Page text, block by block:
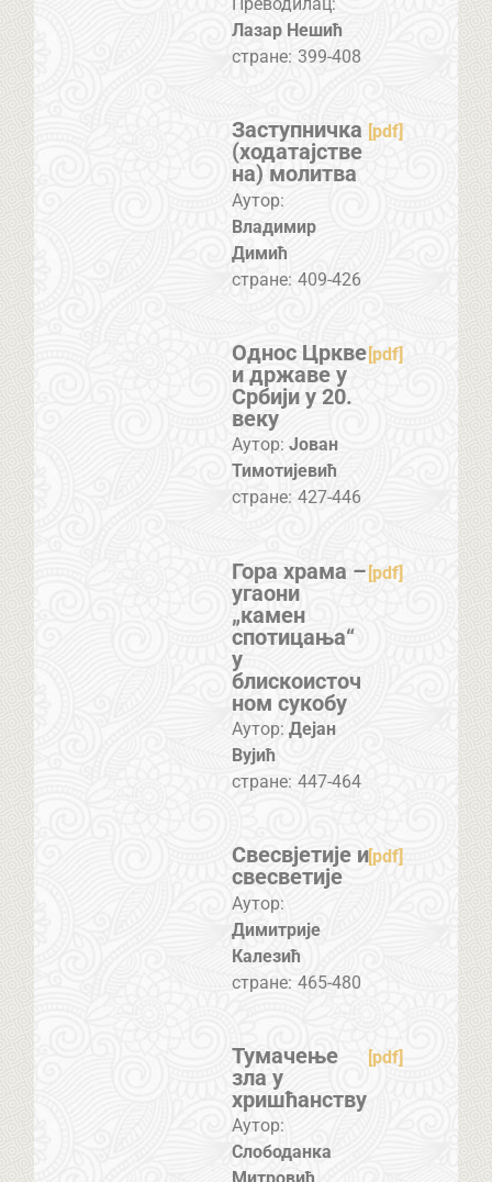
Лазар Нешић
стране: 399-408
Заступничка
(ходатајстве
на) молитва
[pdf]
Аутор:
Владимир
Димић
стране: 409-426
Однос Цркве
и државе у
Србији у 20.
веку
[pdf]
Аутор: Јован
Тимотијевић
стране: 427-446
Гора храма –
угаони
„камен
спотицања“
у
блискоисточ
ном сукобу
[pdf]
Аутор: Дејан
Вујић
стране: 447-464
Свесвјетије и
свесветије
[pdf]
Аутор:
Димитрије
Калезић
стране: 465-480
Тумачење
зла у
хришћанству
[pdf]
Аутор:
Слободанка